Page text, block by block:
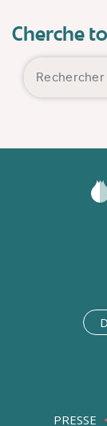
Cherche
PRESSE